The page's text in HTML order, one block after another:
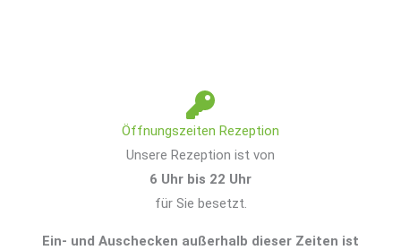
Öffnungszeiten Rezeption
Unsere Rezeption ist von
6 Uhr bis 22 Uhr
für Sie besetzt.
Ein- und Auschecken außerhalb dieser Zeiten ist